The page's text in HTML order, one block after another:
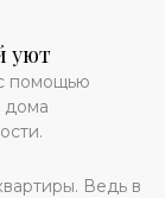
уют
помощью
дома
Ведь в